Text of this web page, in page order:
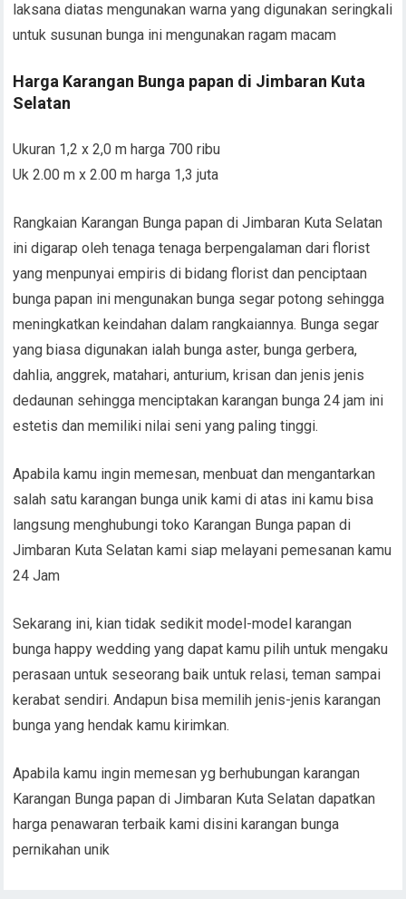
laksana diatas mengunakan warna yang digunakan seringkali
untuk susunan bunga ini mengunakan ragam macam
Harga Karangan Bunga papan di Jimbaran Kuta
Selatan
Ukuran 1,2 x 2,0 m harga 700 ribu
Uk 2.00 m x 2.00 m harga 1,3 juta
Rangkaian Karangan Bunga papan di Jimbaran Kuta Selatan
ini digarap oleh tenaga tenaga berpengalaman dari florist
yang menpunyai empiris di bidang florist dan penciptaan
bunga papan ini mengunakan bunga segar potong sehingga
meningkatkan keindahan dalam rangkaiannya. Bunga segar
yang biasa digunakan ialah bunga aster, bunga gerbera,
dahlia, anggrek, matahari, anturium, krisan dan jenis jenis
dedaunan sehingga menciptakan karangan bunga 24 jam ini
estetis dan memiliki nilai seni yang paling tinggi.
Apabila kamu ingin memesan, menbuat dan mengantarkan
salah satu karangan bunga unik kami di atas ini kamu bisa
langsung menghubungi toko Karangan Bunga papan di
Jimbaran Kuta Selatan kami siap melayani pemesanan kamu
24 Jam
Sekarang ini, kian tidak sedikit model-model karangan
bunga happy wedding yang dapat kamu pilih untuk mengaku
perasaan untuk seseorang baik untuk relasi, teman sampai
kerabat sendiri. Andapun bisa memilih jenis-jenis karangan
bunga yang hendak kamu kirimkan.
Apabila kamu ingin memesan yg berhubungan karangan
Karangan Bunga papan di Jimbaran Kuta Selatan dapatkan
harga penawaran terbaik kami disini karangan bunga
pernikahan unik